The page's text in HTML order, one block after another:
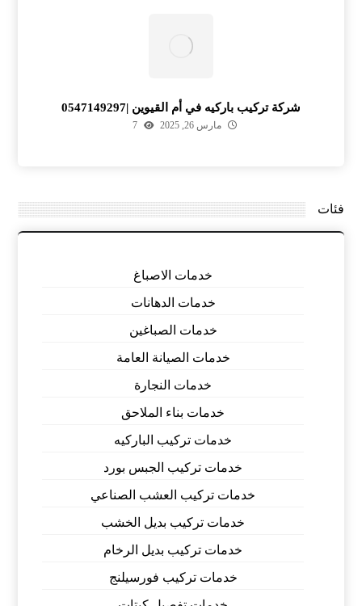
شركة تركيب باركيه في أم القيوين |0547149297
مارس 26, 2025 7
فئات
خدمات الاصباغ
خدمات الدهانات
خدمات الصباغين
خدمات الصيانة العامة
خدمات النجارة
خدمات بناء الملاحق
خدمات تركيب الباركيه
خدمات تركيب الجبس بورد
خدمات تركيب العشب الصناعي
خدمات تركيب بديل الخشب
خدمات تركيب بديل الرخام
خدمات تركيب فورسيلنج